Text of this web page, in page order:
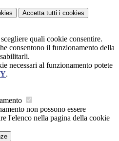
Accetta tutti i cookies
quali cookie consentire.
consentono il funzionamento della
necessari al funzionamento potete
.
non possono essere
l'elenco nella pagina della cookie